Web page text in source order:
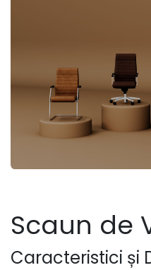
Scaun de
Caracteristici și